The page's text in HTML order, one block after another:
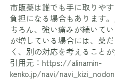
市販薬は誰でも手に取りや
負担になる場合もあります
ちろん、強い痛みが続いて
が増している場合には、薬
く、別の対応を考えること
引用元： https://alinamin-
kenko.jp/navi/